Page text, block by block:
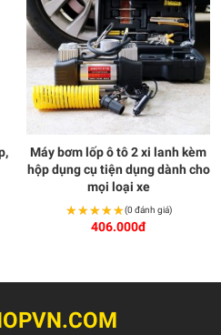
Máy bơm lốp ô tô 2 xi lanh kèm
hộp dụng cụ tiện dụng dành cho
mọi loại xe
★★★★★
★★★★★(0 đánh giá)
406.000đ